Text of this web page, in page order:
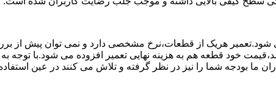
شود.تعمیر هریک از قطعات،نرخ مشخصی دارد و نمی توان پیش
خود قطعه هم به هزینه نهایی تعمیر افزوده می شود.با توجه
ما بودجه شما را نیز در نظر گرفته و تلاش می کنند در عین